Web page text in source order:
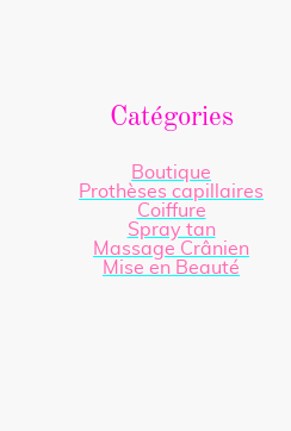
Catégories
Boutique
Prothèses capillaires
Coiffure
Spray tan
Massage Crânien
Mise en Beauté